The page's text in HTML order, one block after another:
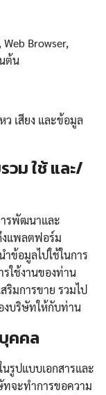
Browser,
ต้น
ว เสียง และข้อมูล
วม ใช้ และ/
รพัฒนาและ
งแพลตฟอร์ม
ข้อมูลไปใช้ในการ
ใช้งานของท่าน
ริมการขาย รวมไป
งบริษัทให้กับท่าน
คคล
รูปแบบเอกสารและ
จะทำการขอความ